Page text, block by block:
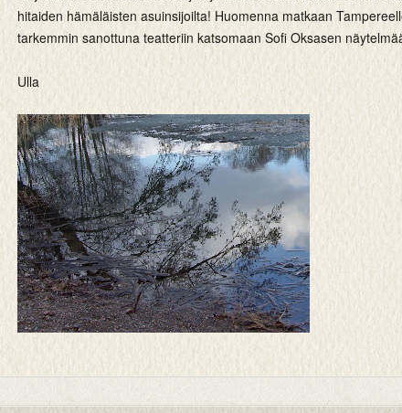
hitaiden hämäläisten asuinsijoilta! Huomenna matkaan
tarkemmin sanottuna teatteriin katsomaan Sofi Oksasen
Ulla